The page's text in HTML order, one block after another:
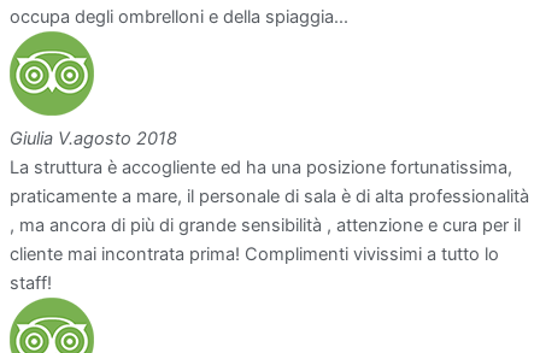
occupa degli ombrelloni e della spiaggia...
Giulia V.agosto 2018
La struttura è accogliente ed ha una posizione fortunatissima,
praticamente a mare, il personale di sala è di alta professionalità
, ma ancora di più di grande sensibilità , attenzione e cura per il
cliente mai incontrata prima! Complimenti vivissimi a tutto lo
staff!